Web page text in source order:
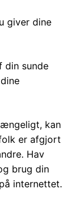
giver dine
din sunde
kan
er afgjort
Hav
brug din
internettet.